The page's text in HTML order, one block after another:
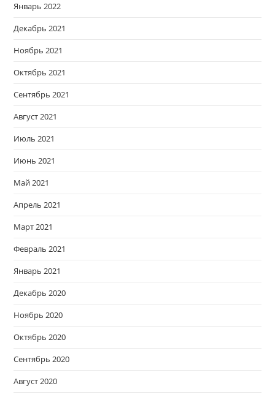
Январь 2022
Декабрь 2021
Ноябрь 2021
Октябрь 2021
Сентябрь 2021
Август 2021
Июль 2021
Июнь 2021
Май 2021
Апрель 2021
Март 2021
Февраль 2021
Январь 2021
Декабрь 2020
Ноябрь 2020
Октябрь 2020
Сентябрь 2020
Август 2020